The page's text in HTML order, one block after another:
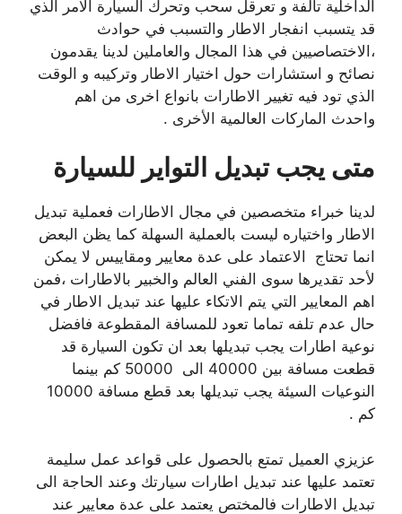
الداخلية تالفة و تعرقل سحب وتحرك السيارة الامر الذي
قد يتسبب انفجار الاطار والتسبب في حوادث
،الاختصاصيين في هذا المجال والعاملين لدينا يقدمون
نصائح و استشارات حول اختيار الاطار وتركيبه و الوقت
الذي تود فيه تغيير الاطارات بانواع اخرى من اهم
واحدث الماركات العالمية الأخرى .
متى يجب تبديل التواير للسيارة
لدينا خبراء متخصصين في مجال الاطارات فعملية تبديل
الاطار واختياره ليست بالعملية السهلة كما يظن البعض
انما تحتاج الاعتماد على عدة معايير ومقاييس لا يمكن
لأحد تقديرها سوى الفني العالم والخبير بالاطارات ،فمن
اهم المعايير التي يتم الاتكاء عليها عند تبديل الاطار في
حال عدم تلفه تماما تعود للمسافة المقطوعة فافضل
نوعية اطارات يجب تبديلها بعد ان تكون السيارة قد
قطعت مسافة بين 40000 الى 50000 كم بينما
النوعيات السيئة يجب تبديلها بعد قطع مسافة 10000
كم .
عزيزي العميل تمتع بالحصول على قواعد عمل سليمة
تعتمد عليها عند تبديل اطارات سيارتك وعند الحاجة الى
تبديل الاطارات فالمختص يعتمد على عدة معايير عند